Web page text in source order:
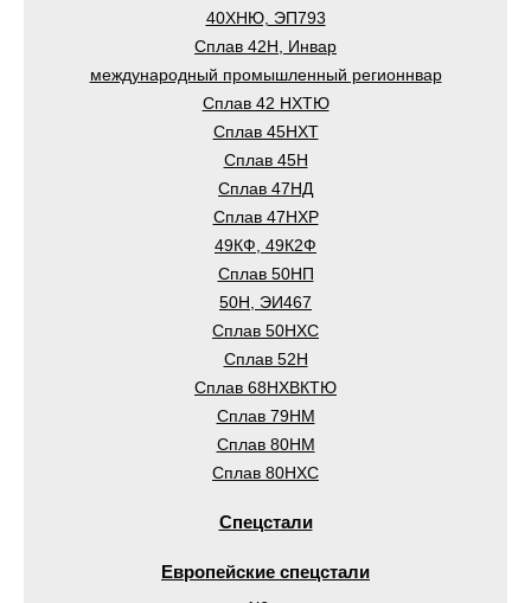
40ХНЮ, ЭП793
Сплав 42Н, Инвар
международный промышленный регионнвар
Сплав 42 НХТЮ
Сплав 45НХТ
Сплав 45Н
Сплав 47НД
Сплав 47НХР
49КФ, 49К2Ф
Сплав 50НП
50Н, ЭИ467
Сплав 50НХС
Сплав 52Н
Сплав 68НХВКТЮ
Сплав 79НМ
Сплав 80НМ
Сплав 80НХС
Спецстали
Европейские спецстали